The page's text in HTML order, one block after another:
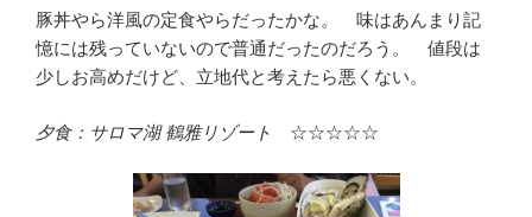
豚丼やら洋風の定食やらだったかな。 味はあんまり記
憶には残っていないので普通だったのだろう。 値段は
少しお高めだけど、立地代と考えたら悪くない。
夕食：サロマ湖 鶴雅リゾート ☆☆☆☆☆